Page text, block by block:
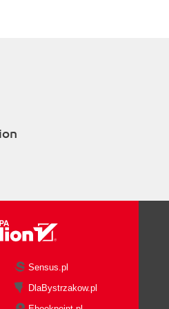
details
path step 1 and the
complete mini debriefing
intel
you present your mind map?
complete mini debriefing
Sensus.pl
DlaBystrzakow.pl